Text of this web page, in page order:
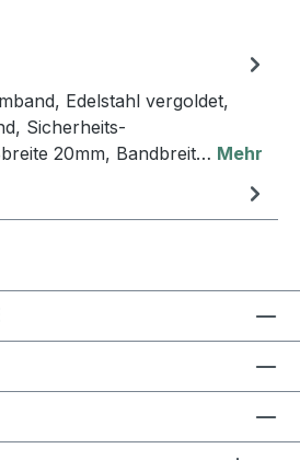
Edelstahl vergoldet,
Sicherheits-
20mm, Bandbreit… Mehr